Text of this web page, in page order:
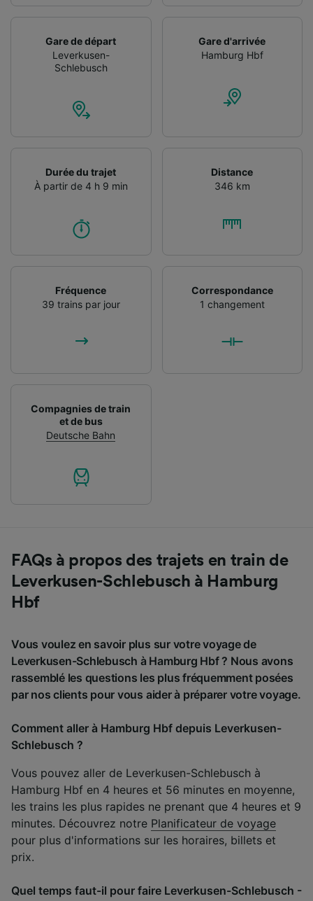
Gare de départ
Leverkusen-
Schlebusch
Gare d'arrivée
Hamburg Hbf
Durée du trajet
À partir de 4 h 9 min
Distance
346 km
Fréquence
39 trains par jour
Correspondance
1 changement
Compagnies de train
et de bus
Deutsche Bahn
FAQs à propos des trajets en train de
Leverkusen-Schlebusch à Hamburg
Hbf
Vous voulez en savoir plus sur votre voyage de
Leverkusen-Schlebusch à Hamburg Hbf ? Nous avons
rassemblé les questions les plus fréquemment posées
par nos clients pour vous aider à préparer votre voyage.
Comment aller à Hamburg Hbf depuis Leverkusen-
Schlebusch ?
Vous pouvez aller de Leverkusen-Schlebusch à
Hamburg Hbf en 4 heures et 56 minutes en moyenne,
les trains les plus rapides ne prenant que 4 heures et 9
minutes. Découvrez notre Planificateur de voyage
pour plus d'informations sur les horaires, billets et
prix.
Quel temps faut-il pour faire Leverkusen-Schlebusch -
caractéristiques de l’appareil pour
l’identification. Stocker et/ou accéder à des
informations sur un appareil. Publicités et
performance des publicités et du contenu,
études d’audience et développement de
Liste de nos partenaires (fournisseurs)